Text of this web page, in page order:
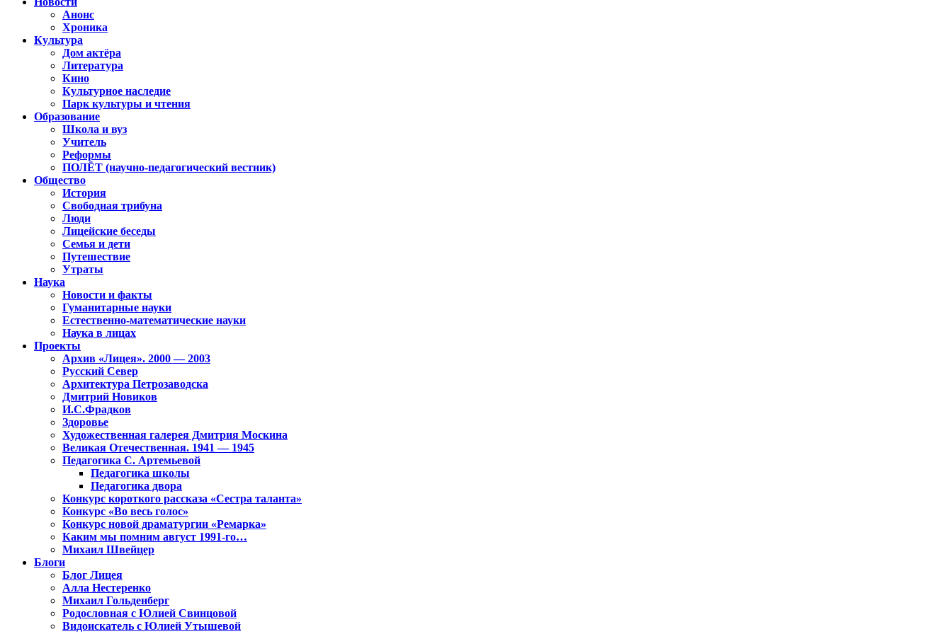
Анонс
Хроника
Культура
Дом актёра
Литература
Кино
Культурное наследие
Парк культуры и чтения
Образование
Школа и вуз
Учитель
Реформы
ПОЛЁТ (научно-педагогический вестник)
Общество
История
Свободная трибуна
Люди
Лицейские беседы
Семья и дети
Путешествие
Утраты
Наука
Новости и факты
Гуманитарные науки
Естественно-математические науки
Наука в лицах
Проекты
Архив «Лицея». 2000 — 2003
Русский Север
Архитектура Петрозаводска
Дмитрий Новиков
И.С.Фрадков
Здоровье
Художественная галерея Дмитрия Москина
Великая Отечественная. 1941 — 1945
Педагогика С. Артемьевой
Педагогика школы
Педагогика двора
Конкурс короткого рассказа «Сестра таланта»
Конкурс «Во весь голос»
Конкурс новой драматургии «Ремарка»
Каким мы помним август 1991-го…
Михаил Швейцер
Блоги
Блог Лицея
Алла Нестеренко
Михаил Гольденберг
Родословная с Юлией Свинцовой
Видоискатель с Юлией Утышевой